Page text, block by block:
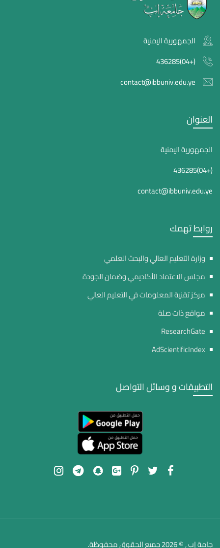
الجمهورية اليمنية
(+04)436285
contact@ibbuniv.edu.ye
العنوان
الجمهورية اليمنية
(+04)436285
contact@ibbuniv.edu.ye
روابط تهمك
وزارة التعليم العالي والبحث العلمي
مجلس الاعتماد الأكاديمي وضمان الجودة
مركز تقنية المعلومات في التعليم العالي
مواقع ذات صلة
ResearchGate
AdScientificIndex
التطبيقات و وسائل التواصل
جامة إب , © 2026 جميع الحقوق محفوظة.